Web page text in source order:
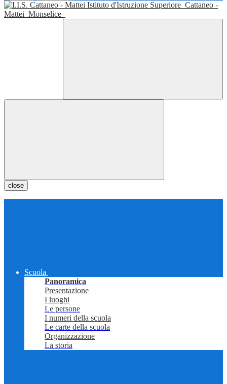
Istituto d'Istruzione Superiore Cattaneo -
Mattei Monselice
close
Scuola
Panoramica
Presentazione
I luoghi
Le persone
I numeri della scuola
Le carte della scuola
Organizzazione
La storia